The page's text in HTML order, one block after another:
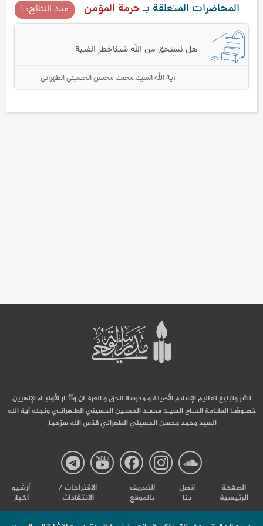
المحاضرات المتعلقة بـحرمة المؤمن عدد النتائج: ۱
هل نستحق من الله شيئاخطر الغيبة
آية الله السيد محمد محسن الحسيني الطهراني
نشر وتبليغ تعاليم الإسلام الأصيلة و مدرسة الحق و العرفـان وآثـار الأوليـاء الإلهيين
خصـوصًـا العلـامة الحـاج السيـد محمـد الحسـين الحسيني الطـهرانـي ونجله آية الله
السيد محمد محسن الحسيني الطهراني قدّس الله سرّهما.
صفحة
صفحة
صفحة
صفحة
الصفحة
الرئيسية
اتصل
بنا
التعریف
بالموقع
الاقتراحات /
الانتقادات
آرشیو
اخبار